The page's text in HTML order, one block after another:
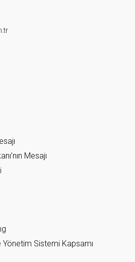
Mesajı
Yönetim Sistemi Kapsamı